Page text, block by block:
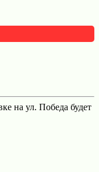
на ул. Победа будет